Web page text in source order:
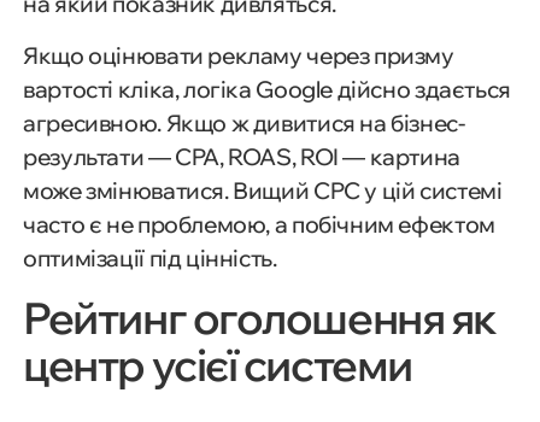
Якщо оцінювати рекламу через призму
вартості кліка, логіка Google дійсно здається
агресивною. Якщо ж дивитися на бізнес-
результати — CPA, ROAS, ROI — картина
може змінюватися. Вищий CPC у цій системі
часто є не проблемою, а побічним ефектом
оптимізації під цінність.
Рейтинг оголошення як
центр усієї системи